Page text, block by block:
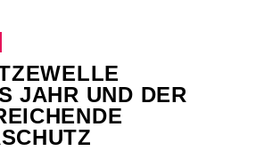
JAHR UND DER